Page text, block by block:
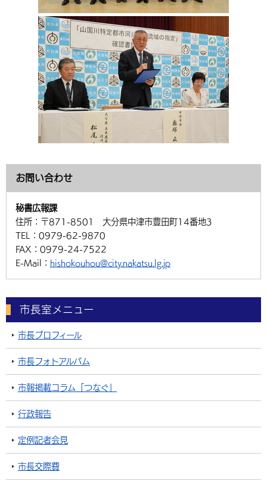
お問い合わせ
秘書広報課
住所： 〒871-8501 大分県中津市豊田町14番地3
TEL： 0979-62-9870
FAX： 0979-24-7522
E-Mail： hishokouhou@city.nakatsu.lg.jp
市長室メニュー
市長プロフィール
市長フォトアルバム
市報掲載コラム「つなぐ」
行政報告
定例記者会見
市長交際費